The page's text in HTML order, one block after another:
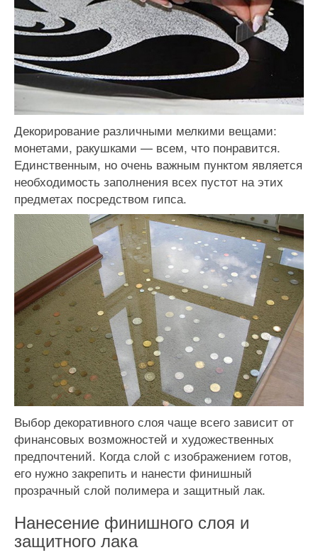
Декорирование различными мелкими вещами:
монетами, ракушками — всем, что понравится.
Единственным, но очень важным пунктом является
необходимость заполнения всех пустот на этих
предметах посредством гипса.
Выбор декоративного слоя чаще всего зависит от
финансовых возможностей и художественных
предпочтений. Когда слой с изображением готов,
его нужно закрепить и нанести финишный
прозрачный слой полимера и защитный лак.
Нанесение финишного слоя и
защитного лака